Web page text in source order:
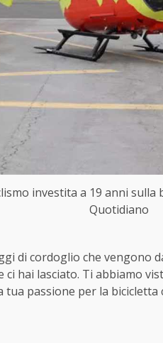
investita a 19 anni
Quotidiano
di cordoglio che vengono
hai lasciato. Ti abbiamo
passione per la bicicletta